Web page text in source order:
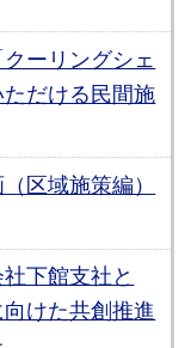
ーリングシェ
だける民間施
区域施策編）
下館支社と
けた共創推進